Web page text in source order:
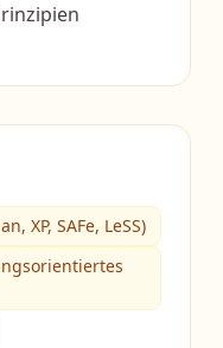
XP, SAFe, LeSS)